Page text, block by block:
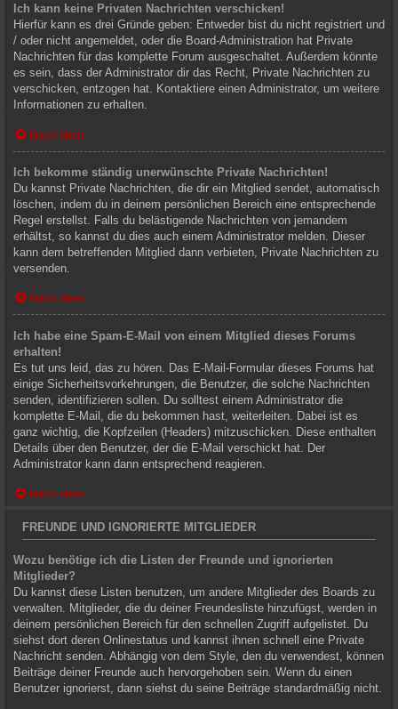
Ich kann keine Privaten Nachrichten verschicken!
Hierfür kann es drei Gründe geben: Entweder bist du nicht registriert und
/ oder nicht angemeldet, oder die Board-Administration hat Private
Nachrichten für das komplette Forum ausgeschaltet. Außerdem könnte
es sein, dass der Administrator dir das Recht, Private Nachrichten zu
verschicken, entzogen hat. Kontaktiere einen Administrator, um weitere
Informationen zu erhalten.
Nach oben
Ich bekomme ständig unerwünschte Private Nachrichten!
Du kannst Private Nachrichten, die dir ein Mitglied sendet, automatisch
löschen, indem du in deinem persönlichen Bereich eine entsprechende
Regel erstellst. Falls du belästigende Nachrichten von jemandem
erhältst, so kannst du dies auch einem Administrator melden. Dieser
kann dem betreffenden Mitglied dann verbieten, Private Nachrichten zu
versenden.
Nach oben
Ich habe eine Spam-E-Mail von einem Mitglied dieses Forums
erhalten!
Es tut uns leid, das zu hören. Das E-Mail-Formular dieses Forums hat
einige Sicherheitsvorkehrungen, die Benutzer, die solche Nachrichten
senden, identifizieren sollen. Du solltest einem Administrator die
komplette E-Mail, die du bekommen hast, weiterleiten. Dabei ist es
ganz wichtig, die Kopfzeilen (Headers) mitzuschicken. Diese enthalten
Details über den Benutzer, der die E-Mail verschickt hat. Der
Administrator kann dann entsprechend reagieren.
Nach oben
FREUNDE UND IGNORIERTE MITGLIEDER
Wozu benötige ich die Listen der Freunde und ignorierten
Mitglieder?
Du kannst diese Listen benutzen, um andere Mitglieder des Boards zu
verwalten. Mitglieder, die du deiner Freundesliste hinzufügst, werden in
deinem persönlichen Bereich für den schnellen Zugriff aufgelistet. Du
siehst dort deren Onlinestatus und kannst ihnen schnell eine Private
Nachricht senden. Abhängig von dem Style, den du verwendest, können
Beiträge deiner Freunde auch hervorgehoben sein. Wenn du einen
Benutzer ignorierst, dann siehst du seine Beiträge standardmäßig nicht.